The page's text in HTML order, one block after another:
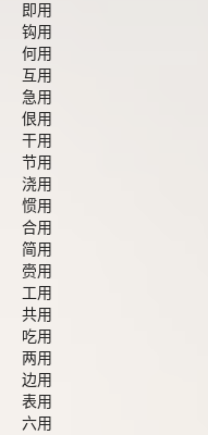
即用
钩用
何用
互用
急用
佷用
干用
节用
浇用
惯用
合用
简用
赍用
工用
共用
吃用
两用
边用
表用
六用